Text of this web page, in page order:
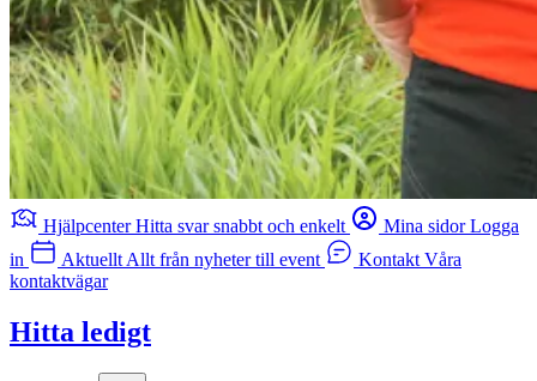
Hjälpcenter Hitta svar snabbt och enkelt Mina sidor Logga
in
Aktuellt Allt från nyheter till event Kontakt Våra
kontaktvägar
Hitta ledigt